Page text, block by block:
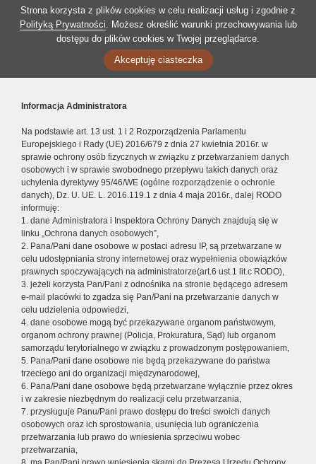
Strona korzysta z plików cookies w celu realizacji usług i zgodnie z
Polityką Prywatności. Możesz określić warunki przechowywania lub
dostępu do plików cookies w Twojej przeglądarce.
Akceptuję ciasteczka
Informacja Administratora
Na podstawie art. 13 ust. 1 i 2 Rozporządzenia Parlamentu
Europejskiego i Rady (UE) 2016/679 z dnia 27 kwietnia 2016r. w
sprawie ochrony osób fizycznych w związku z przetwarzaniem danych
osobowych i w sprawie swobodnego przepływu takich danych oraz
uchylenia dyrektywy 95/46/WE (ogólne rozporządzenie o ochronie
danych), Dz. U. UE. L. 2016.119.1 z dnia 4 maja 2016r., dalej RODO
informuję:
1. dane Administratora i Inspektora Ochrony Danych znajdują się w
linku „Ochrona danych osobowych”,
2. Pana/Pani dane osobowe w postaci adresu IP, są przetwarzane w
celu udostępniania strony internetowej oraz wypełnienia obowiązków
prawnych spoczywających na administratorze(art.6 ust.1 lit.c RODO),
3. jeżeli korzysta Pan/Pani z odnośnika na stronie będącego adresem
e-mail placówki to zgadza się Pan/Pani na przetwarzanie danych w
celu udzielenia odpowiedzi,
4. dane osobowe mogą być przekazywane organom państwowym,
organom ochrony prawnej (Policja, Prokuratura, Sąd) lub organom
samorządu terytorialnego w związku z prowadzonym postępowaniem,
5. Pana/Pani dane osobowe nie będą przekazywane do państwa
trzeciego ani do organizacji międzynarodowej,
6. Pana/Pani dane osobowe będą przetwarzane wyłącznie przez okres
i w zakresie niezbędnym do realizacji celu przetwarzania,
7. przysługuje Panu/Pani prawo dostępu do treści swoich danych
osobowych oraz ich sprostowania, usunięcia lub ograniczenia
przetwarzania lub prawo do wniesienia sprzeciwu wobec
przetwarzania,